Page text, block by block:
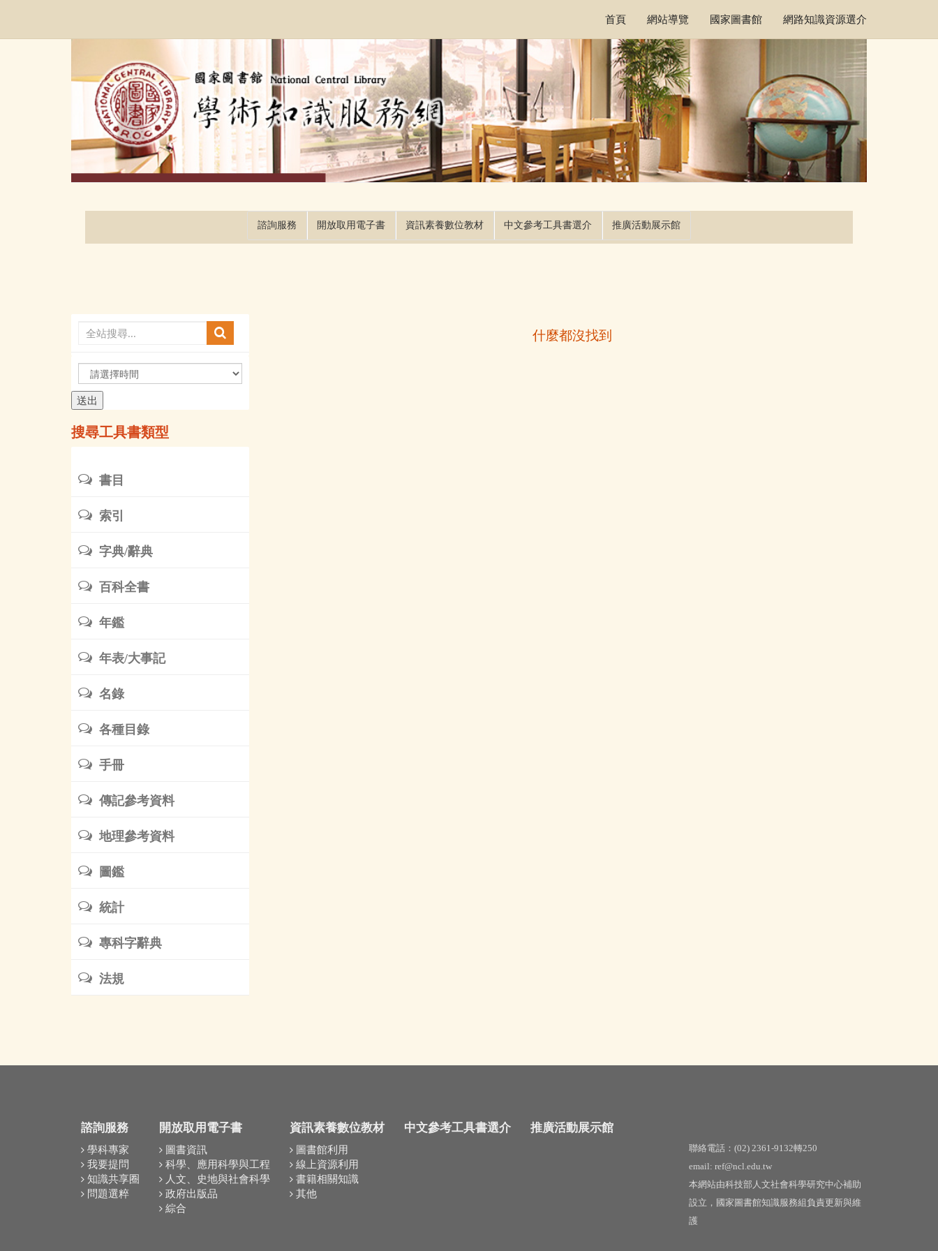
首頁
網站導覽 國家圖書館 網路知識資源選介
諮詢服務 開放取用電子書 資訊素養數位教材 中文參考工具書選介 推廣活動展示館
選
擇
時
間
搜尋工具書類型
書目
索引
字典/辭典
百科全書
年鑑
年表/大事記
名錄
各種目錄
手冊
傳記參考資料
地理參考資料
圖鑑
統計
專科字辭典
法規
什麼都沒找到
諮詢服務
學科專家
我要提問
知識共享圈
問題選粹
開放取用電子書
圖書資訊
科學、應用科學與工程
人文、史地與社會科學
政府出版品
綜合
資訊素養數位教材
圖書館利用
線上資源利用
書籍相關知識
其他
中文參考工具書選介 推廣活動展示館
聯絡電話：(02) 2361-9132轉250
email: ref@ncl.edu.tw
本網站由科技部人文社會科學研究中心補助
設立，國家圖書館知識服務組負責更新與維
護